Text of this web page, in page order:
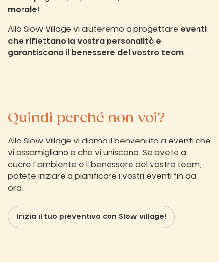
morale!
Allo Slow Village vi aiuteremo a progettare eventi
che riflettano la vostra personalità e
garantiscano il benessere del vostro team.
Quindi perché non voi?
Allo Slow Village vi diamo il benvenuto a eventi che
vi assomigliano e che vi uniscono. Se avete a
cuore l'ambiente e il benessere del vostro team,
potete iniziare a pianificare i vostri eventi fin da
ora.
Inizia il tuo preventivo con Slow village!